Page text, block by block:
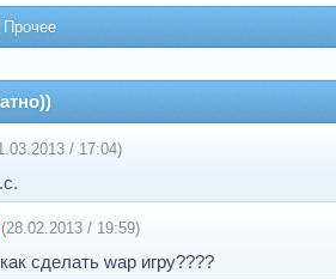
Прочее
/ 17:04)
(28.02.2013 / 19:59)
cделать wap игру????